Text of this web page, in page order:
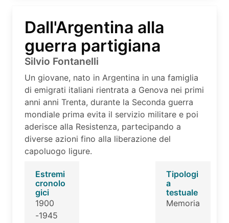
Dall'Argentina alla
guerra partigiana
Silvio Fontanelli
Un giovane, nato in Argentina in una famiglia
di emigrati italiani rientrata a Genova nei primi
anni anni Trenta, durante la Seconda guerra
mondiale prima evita il servizio militare e poi
aderisce alla Resistenza, partecipando a
diverse azioni fino alla liberazione del
capoluogo ligure.
Estremi
cronolo
gici
1900
-1945
Tipologi
a
testuale
Memoria